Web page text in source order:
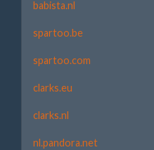
babista.nl
spartoo.be
spartoo.com
clarks.eu
clarks.nl
nl.pandora.net